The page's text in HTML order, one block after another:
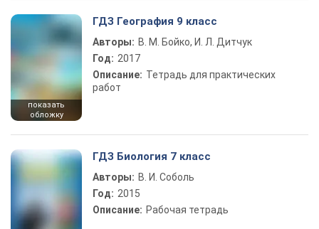
показать
обложку
ГДЗ География 9 класс
Авторы: В. М. Бойко, И. Л. Дитчук
Год: 2017
Описание: Тетрадь для практических
работ
ГДЗ Биология 7 класс
Авторы: В. И. Соболь
Год: 2015
Описание: Рабочая тетрадь